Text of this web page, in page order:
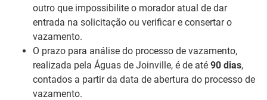
outro que impossibilite o morador atual de dar
entrada na solicitação ou verificar e consertar o
vazamento.
O prazo para análise do processo de vazamento,
realizada pela Águas de Joinville, é de até 90 dias,
contados a partir da data de abertura do processo de
vazamento.